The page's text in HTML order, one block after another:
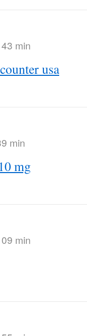
min
usa
min
mg
min